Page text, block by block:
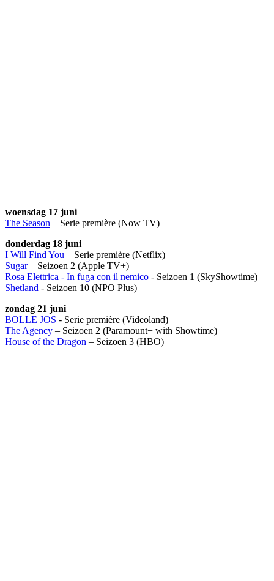
woensdag 17 juni
The Season – Serie première (Now TV)
donderdag 18 juni
I Will Find You – Serie première (Netflix)
Sugar– Seizoen 2 (Apple TV+)
Rosa Elettrica - In fuga con il nemico - Seizoen 1 (SkyShowtime)
Shetland - Seizoen 10 (NPO Plus)
zondag 21 juni
BOLLE JOS - Serie première (Videoland)
The Agency – Seizoen 2 (Paramount+ with Showtime)
House of the Dragon – Seizoen 3 (HBO)